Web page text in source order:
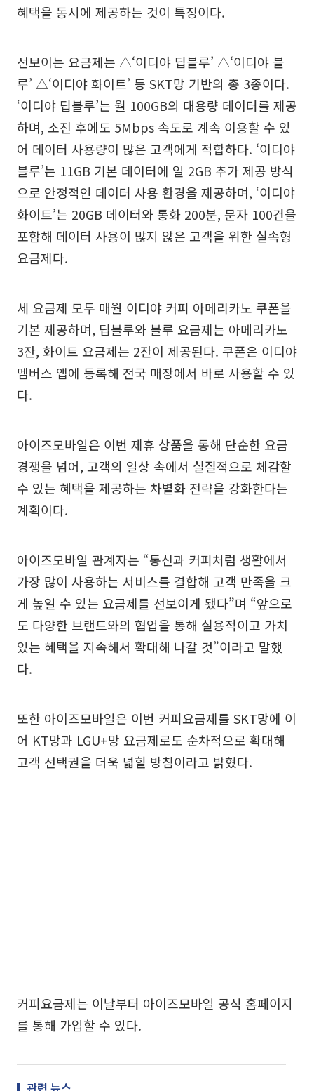
혜택을 동시에 제공하는 것이 특징이다.
선보이는 요금제는 △‘이디야 딥블루’ △‘이디야 블
루’ △‘이디야 화이트’ 등 SKT망 기반의 총 3종이다.
‘이디야 딥블루’는 월 100GB의 대용량 데이터를 제공
하며, 소진 후에도 5Mbps 속도로 계속 이용할 수 있
어 데이터 사용량이 많은 고객에게 적합하다. ‘이디야
블루’는 11GB 기본 데이터에 일 2GB 추가 제공 방식
으로 안정적인 데이터 사용 환경을 제공하며, ‘이디야
화이트’는 20GB 데이터와 통화 200분, 문자 100건을
포함해 데이터 사용이 많지 않은 고객을 위한 실속형
요금제다.
세 요금제 모두 매월 이디야 커피 아메리카노 쿠폰을
기본 제공하며, 딥블루와 블루 요금제는 아메리카노
3잔, 화이트 요금제는 2잔이 제공된다. 쿠폰은 이디야
멤버스 앱에 등록해 전국 매장에서 바로 사용할 수 있
다.
아이즈모바일은 이번 제휴 상품을 통해 단순한 요금
경쟁을 넘어, 고객의 일상 속에서 실질적으로 체감할
수 있는 혜택을 제공하는 차별화 전략을 강화한다는
계획이다.
아이즈모바일 관계자는 “통신과 커피처럼 생활에서
가장 많이 사용하는 서비스를 결합해 고객 만족을 크
게 높일 수 있는 요금제를 선보이게 됐다”며 “앞으로
도 다양한 브랜드와의 협업을 통해 실용적이고 가치
있는 혜택을 지속해서 확대해 나갈 것”이라고 말했
다.
또한 아이즈모바일은 이번 커피요금제를 SKT망에 이
어 KT망과 LGU+망 요금제로도 순차적으로 확대해
고객 선택권을 더욱 넓힐 방침이라고 밝혔다.
커피요금제는 이날부터 아이즈모바일 공식 홈페이지
를 통해 가입할 수 있다.
관련 뉴스